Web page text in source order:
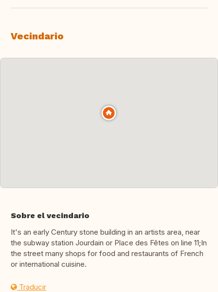
Vecindario
Sobre el vecindario
It's an early Century stone building in an artists area, near
the subway station Jourdain or Place des Fêtes on line 11;In
the street many shops for food and restaurants of French
or international cuisine.
Traducir